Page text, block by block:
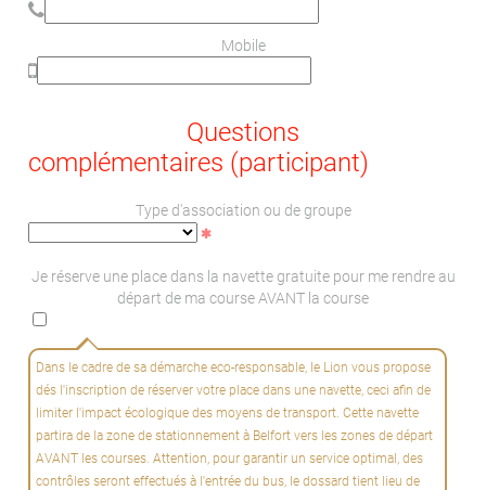
Mobile
Questions
complémentaires (participant)
Type d'association ou de groupe
Je réserve une place dans la navette gratuite pour me rendre au
départ de ma course AVANT la course
Dans le cadre de sa démarche eco-responsable, le Lion vous propose
dés l'inscription de réserver votre place dans une navette, ceci afin de
limiter l'impact écologique des moyens de transport. Cette navette
partira de la zone de stationnement à Belfort vers les zones de départ
AVANT les courses. Attention, pour garantir un service optimal, des
contrôles seront effectués à l'entrée du bus, le dossard tient lieu de